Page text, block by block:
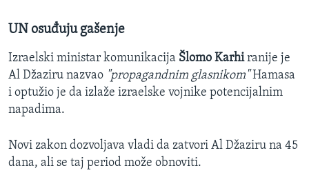
UN osuđuju gašenje
Izraelski ministar komunikacija Šlomo Karhiranije je
Al Džaziru nazvao "propagandnim glasnikom"Hamasa
i optužio je da izlaže izraelske vojnike potencijalnim
napadima.
Novi zakon dozvoljava vladi da zatvori Al Džaziru na 45
dana, ali se taj period može obnoviti.